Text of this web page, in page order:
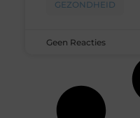
GEZONDHEID
Geen Reacties